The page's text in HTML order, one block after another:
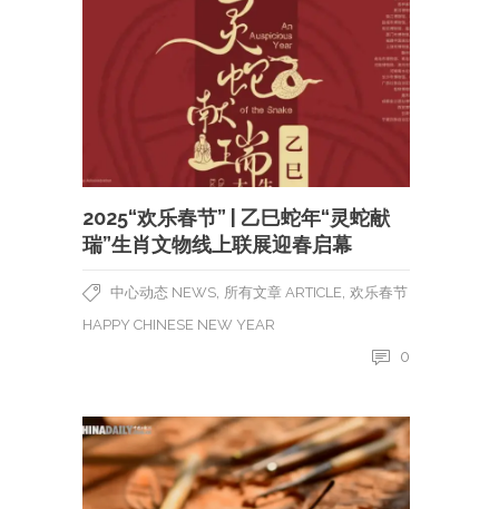
2025“欢乐春节” | 乙巳蛇年“灵蛇献
瑞”生肖文物线上联展迎春启幕
中心动态 NEWS 所有文章 ARTICLE 欢乐春节
HAPPY CHINESE NEW YEAR
0